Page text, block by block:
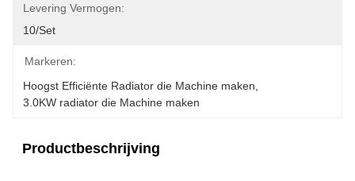
Levering Vermogen:
10/set
Markeren:
Hoogst Efficiënte Radiator die Machine maken
3.0KW radiator die Machine maken
Productbeschrijving